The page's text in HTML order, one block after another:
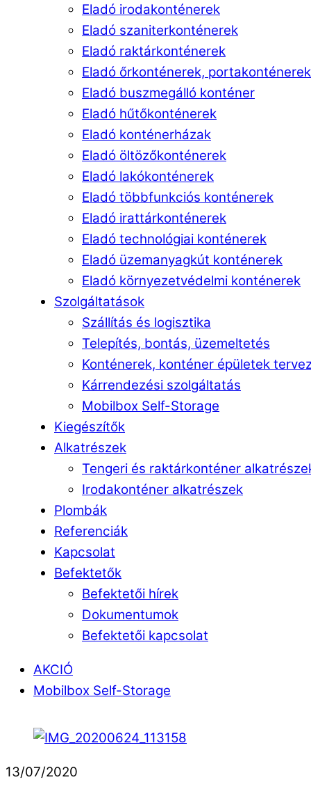
Eladó irodakonténerek
Eladó szaniterkonténerek
Eladó raktárkonténerek
Eladó őrkonténerek, portakonténerek
Eladó buszmegálló konténer
Eladó hűtőkonténerek
Eladó konténerházak
Eladó öltözőkonténerek
Eladó lakókonténerek
Eladó többfunkciós konténerek
Eladó irattárkonténerek
Eladó technológiai konténerek
Eladó üzemanyagkút konténerek
Eladó környezetvédelmi konténerek
Szolgáltatások
Szállítás és logisztika
Telepítés, bontás, üzemeltetés
Konténerek, konténer épületek
Kárrendezési szolgáltatás
Mobilbox Self-Storage
Kiegészítők
Alkatrészek
Tengeri és raktárkonténer
Irodakonténer alkatrészek
Plombák
Referenciák
Kapcsolat
Befektetők
Befektetői hírek
Dokumentumok
Befektetői kapcsolat
AKCIÓ
Mobilbox Self-Storage
13/07/2020